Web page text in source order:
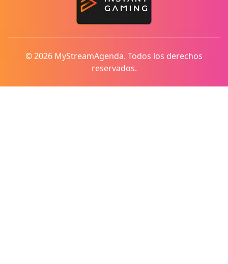
© 2026 MyStreamAgenda. Todos los derechos
reservados.